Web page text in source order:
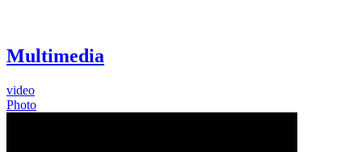
Multimedia
video
Photo